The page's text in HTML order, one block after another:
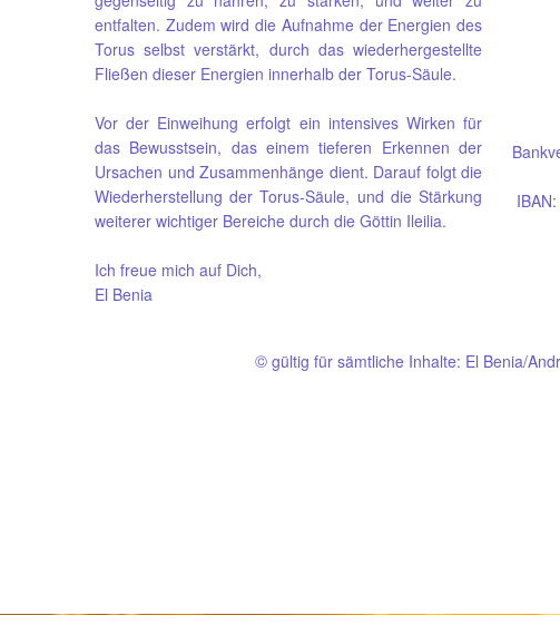
entfalten. Zudem wird die Aufnahme der Energien des
Torus selbst verstärkt, durch das wiederhergestellte
Fließen dieser Energien innerhalb der Torus-Säule.
Vor der Einweihung erfolgt ein intensives Wirken für
das Bewusstsein, das einem tieferen Erkennen der
Ursachen und Zusammenhänge dient. Darauf folgt die
Wiederherstellung der Torus-Säule, und die Stärkung
weiterer wichtiger Bereiche durch die Göttin Ileilia.
Ich freue mich auf Dich,
El Benia
©gültig für sämtliche Inhalte: El Benia/